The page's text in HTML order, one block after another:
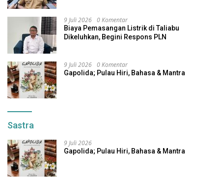
9 Juli 2026 0 Komentar
Biaya Pemasangan Listrik di Taliabu
Dikeluhkan, Begini Respons PLN
9 Juli 2026 0 Komentar
Gapolida; Pulau Hiri, Bahasa & Mantra
Sastra
9 Juli 2026
Gapolida; Pulau Hiri, Bahasa & Mantra